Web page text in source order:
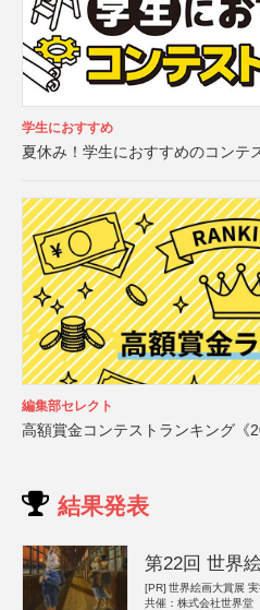
学生におすすめ
夏休み！学生におすすめのコンテ
編集部セレクト
高額賞金コンテストランキング《
結果発表
第22回 世界
[PR] 世界絵画大賞展
共催：株式会社世界堂